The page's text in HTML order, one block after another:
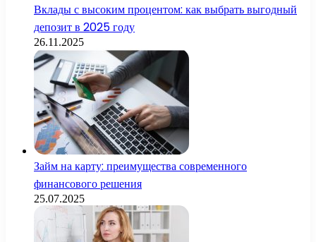
Вклады с высоким процентом: как выбрать выгодный
депозит в 2025 году
26.11.2025
Займ на карту: преимущества современного
финансового решения
25.07.2025